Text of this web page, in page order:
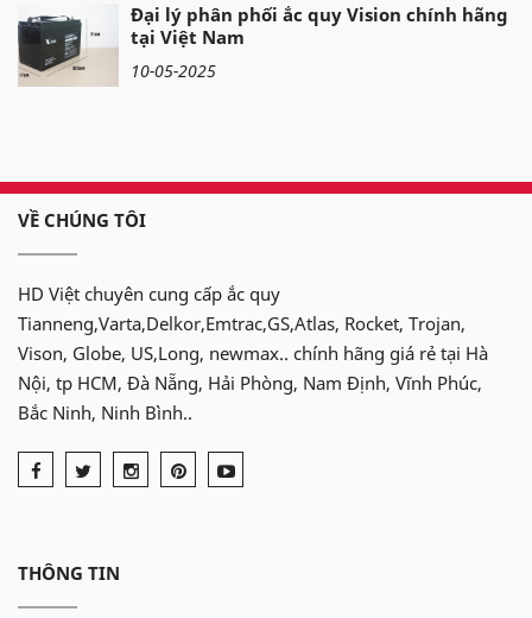
Đại lý phân phối ắc quy Vision chính hãng
tại Việt Nam
10-05-2025
VỀ CHÚNG TÔI
HD Việt chuyên cung cấp ắc quy
Tianneng,Varta,Delkor,Emtrac,GS,Atlas, Rocket, Trojan,
Vison, Globe, US,Long, newmax.. chính hãng giá rẻ tại Hà
Nội, tp HCM, Đà Nẵng, Hải Phòng, Nam Định, Vĩnh Phúc,
Bắc Ninh, Ninh Bình..
THÔNG TIN